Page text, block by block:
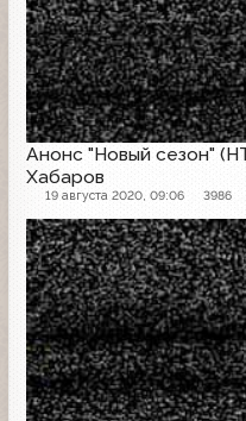
Анонс "Новый сезон"
Хабаров
19 августа 2020, 09:06 3986
Проморолик